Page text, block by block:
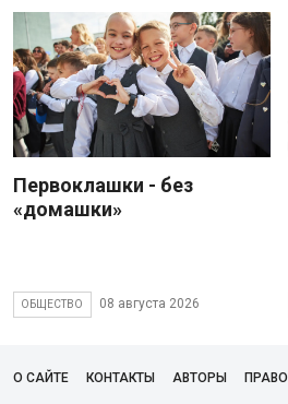
Первоклашки - без
«домашки»
ОБЩЕСТВО 08 августа 2026
О САЙТЕ КОНТАКТЫ АВТОРЫ